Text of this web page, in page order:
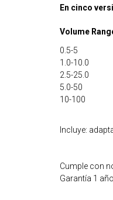
En cinco
Volume
0.5-5
1.0-10.0
2.5-25.0
5.0-50
10-100
Incluye:
Cumple con
Garantía 1 año.